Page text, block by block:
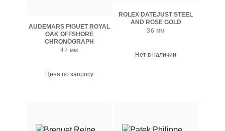
AUDEMARS PIGUET ROYAL
OAK OFFSHORE
CHRONOGRAPH
42 мм
Цена по запросу
ROLEX DATEJUST STEEL
AND ROSE GOLD
36 мм
Нет в наличии